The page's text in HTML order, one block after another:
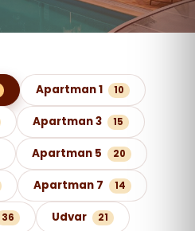
szerint
Apartman 1 10
Apartman 3 15
Apartman 5 20
Apartman 7 14
36 Udvar 21